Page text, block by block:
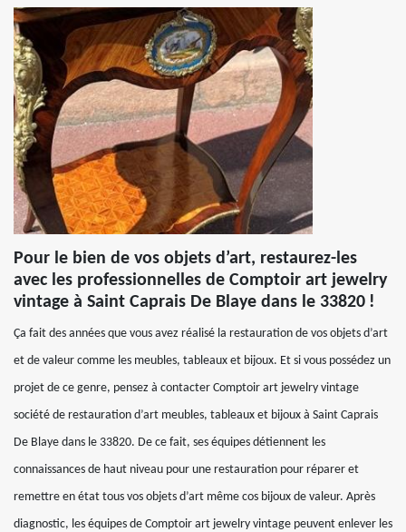
Pour le bien de vos objets d’art, restaurez-les
avec les professionnelles de Comptoir art jewelry
vintage à Saint Caprais De Blaye dans le 33820 !
Ça fait des années que vous avez réalisé la restauration de vos objets d’art
et de valeur comme les meubles, tableaux et bijoux. Et si vous possédez un
projet de ce genre, pensez à contacter Comptoir art jewelry vintage
société de restauration d’art meubles, tableaux et bijoux à Saint Caprais
De Blaye dans le 33820. De ce fait, ses équipes détiennent les
connaissances de haut niveau pour une restauration pour réparer et
remettre en état tous vos objets d’art même cos bijoux de valeur. Après
diagnostic, les équipes de Comptoir art jewelry vintage peuvent enlever les